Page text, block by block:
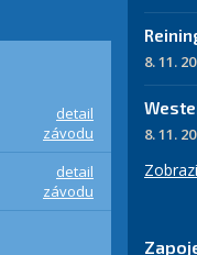
detail
závodu
detail
závodu
8. 11.
8. 11.